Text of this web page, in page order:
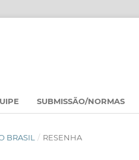
SUBMISSÃO/NORMAS
BRASIL / RESENHA